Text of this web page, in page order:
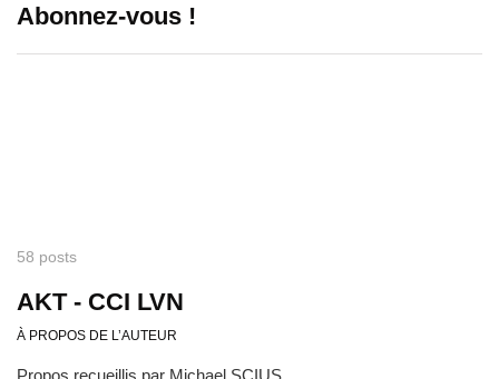
Abonnez-vous !
58 posts
AKT - CCI LVN
À PROPOS DE L’AUTEUR
Propos recueillis par Michael SCIUS